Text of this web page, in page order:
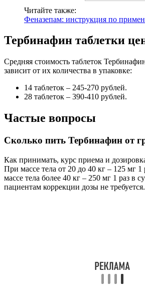
Читайте также:
Феназепам: инструкция по
Тербинафин таблетки
Средняя стоимость таблеток
зависит от их количества в упаковке:
14 таблеток – 245-270 рублей.
28 таблеток – 390-410 рублей.
Частые вопросы
Сколько пить Тербинафин от
Как принимать, курс приема и
При массе тела от 20 до 40 кг – 125 мг 1
массе тела более 40 кг – 250 мг 1 раз в
пациентам коррекции дозы не требуется.